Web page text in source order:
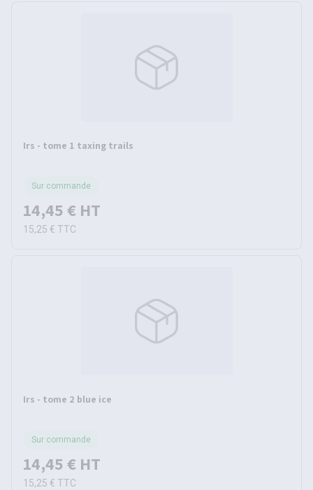
Irs - tome 1 taxing trails
Sur commande
14,45 € HT
15,25 € TTC
Irs - tome 2 blue ice
Sur commande
14,45 € HT
15,25 € TTC